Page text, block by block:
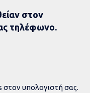
στον
τηλέφωνο.
υπολογιστή σας.